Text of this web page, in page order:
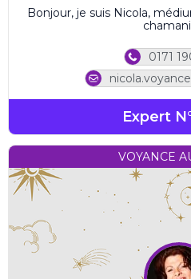
Bonjour, je suis Nicola,
0171
Expert
VOYANCE